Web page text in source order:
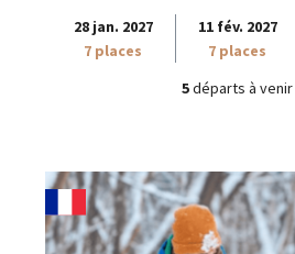
28 jan. 2027
7 places
11 fév. 2027
7 places
5départs à venir